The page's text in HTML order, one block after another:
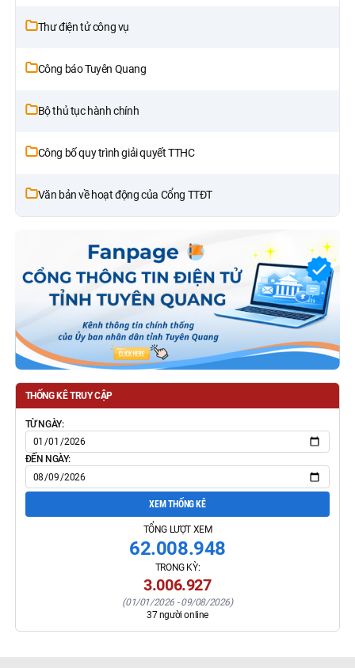
Thư điện tử công vụ
Công báo Tuyên Quang
Bộ thủ tục hành chính
Công bố quy trình giải quyết TTHC
Văn bản về hoạt động của Cổng TTĐT
THỐNG KÊ TRUY CẬP
TỪ NGÀY:
ĐẾN NGÀY:
XEM THỐNG KÊ
TỔNG LƯỢT XEM
62.008.948
TRONG KỲ:
3.006.927
(01/01/2026 -09/08/2026)
37người online